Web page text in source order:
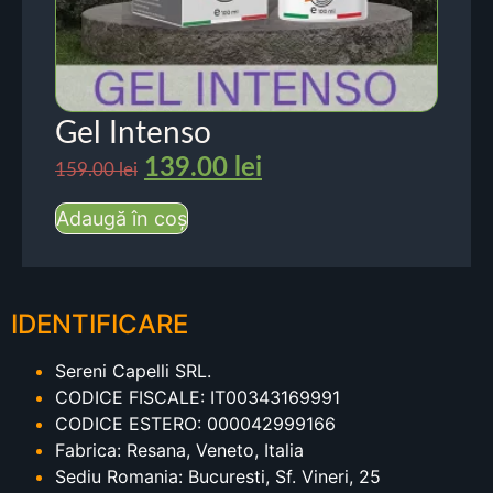
Gel Intenso
159.00lei 139.00 lei
Adaugă în coș
IDENTIFICARE
Sereni Capelli SRL.
CODICE FISCALE: IT00343169991
CODICE ESTERO: 000042999166
Fabrica: Resana, Veneto, Italia
Sediu Romania: Bucuresti, Sf. Vineri, 25